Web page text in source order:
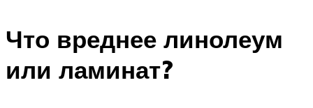
Что вреднее линолеум
или ламинат?